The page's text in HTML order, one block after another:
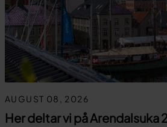
AUGUST 08, 2026
Her deltar vi på Arendalsuka